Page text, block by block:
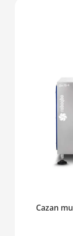
Cazan